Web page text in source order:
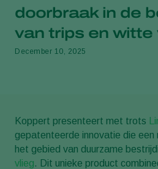
doorbraak in de
van trips en witte
December 10, 2025
Koppert presenteert met trots
gepatenteerde innovatie die een
het gebied van duurzame
vlieg. Dit unieke product